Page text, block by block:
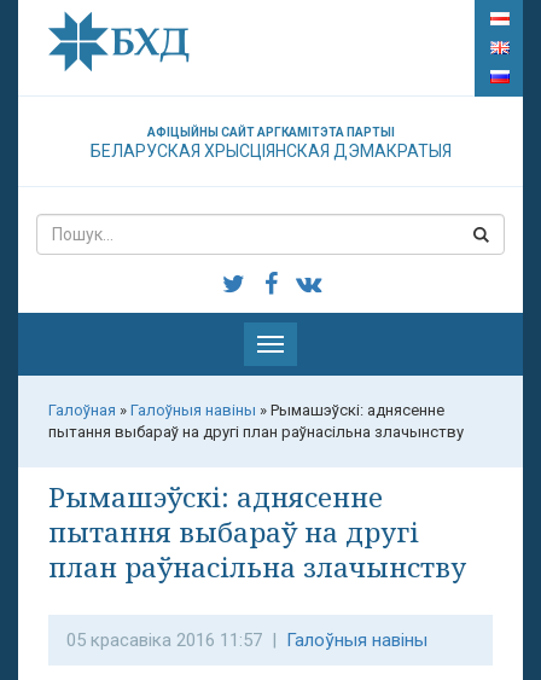
АФІЦЫЙНЫ САЙТ АРГКАМІТЭТА ПАРТЫІ
БЕЛАРУСКАЯ ХРЫСЦІЯНСКАЯ ДЭМАКРАТЫЯ
Паказаць
меню
Галоўная » Галоўныя навіны » Рымашэўскі: аднясенне
пытання выбараў на другі план раўнасільна злачынству
Рымашэўскі: аднясенне
пытання выбараў на другі
план раўнасільна злачынству
05 красавіка 2016 11:57 | Галоўныя навіны